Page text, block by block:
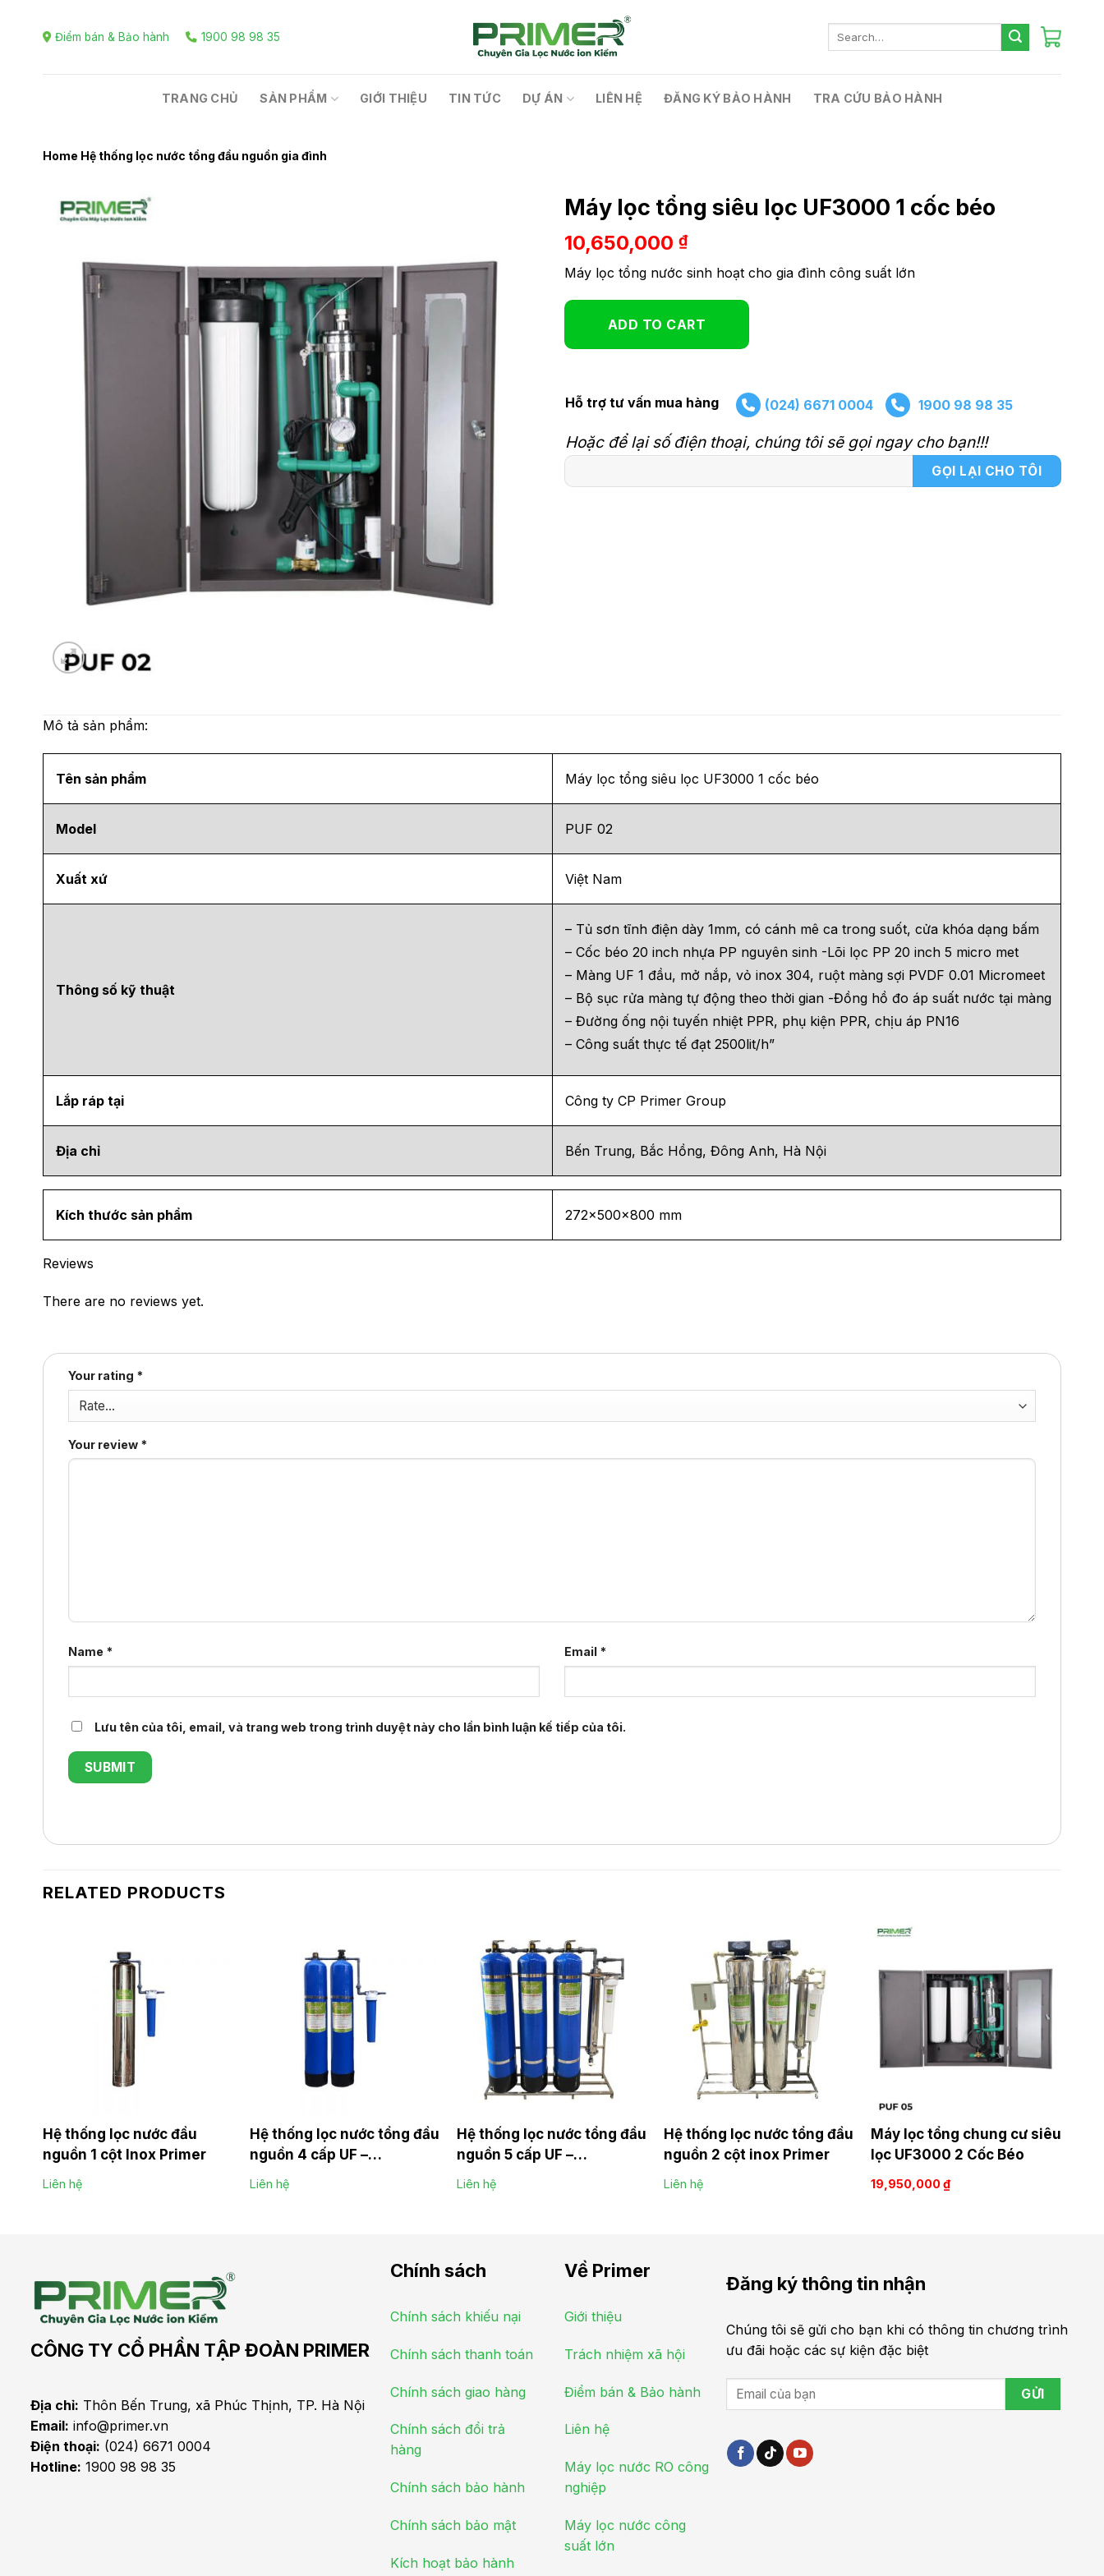
Điểm bán & Bảo hành 1900 98 98 35
TRANG CHỦ SẢN PHẨM GIỚI THIỆU TIN TỨC DỰ ÁN LIÊN HỆ ĐĂNG KÝ BẢO HÀNH TRA CỨU BẢO HÀNH
Home Hệ thống lọc nước tổng đầu nguồn gia đình
Máy lọc tổng siêu lọc UF3000 1 cốc béo
10,650,000 ₫
Máy lọc tổng nước sinh hoạt cho gia đình công suất lớn
ADD TO CART
Hỗ trợ tư vấn mua hàng (024) 6671 0004 1900 98 98 35
Hoặc để lại số điện thoại, chúng tôi sẽ gọi ngay cho bạn!!!
Mô tả sản phẩm:
Tên sản phẩm Máy lọc tổng siêu lọc UF3000 1 cốc béo
Model PUF 02
Xuất xứ Việt Nam
Thông số kỹ thuật
– Tủ sơn tĩnh điện dày 1mm, có cánh mê ca trong suốt, cửa khóa dạng bấm
– Cốc béo 20 inch nhựa PP nguyên sinh -Lõi lọc PP 20 inch 5 micro met
– Màng UF 1 đầu, mở nắp, vỏ inox 304, ruột màng sợi PVDF 0.01 Micromeet
– Bộ sục rửa màng tự động theo thời gian -Đồng hồ đo áp suất nước tại màng
– Đường ống nội tuyến nhiệt PPR, phụ kiện PPR, chịu áp PN16
– Công suất thực tế đạt 2500lit/h”
Lắp ráp tại Công ty CP Primer Group
Địa chỉ Bến Trung, Bắc Hồng, Đông Anh, Hà Nội
Kích thước sản phẩm 272x500x800 mm
Reviews
There are no reviews yet.
Your rating *
Your review *
Name * Email *
Lưu tên của tôi, email, và trang web trong trình duyệt này cho lần bình luận kế tiếp của tôi.
RELATED PRODUCTS
Hệ thống lọc nước đầu
nguồn 1 cột Inox Primer
Liên hệ
Hệ thống lọc nước tổng đầu
nguồn 4 cấp UF –
Liên hệ
Hệ thống lọc nước tổng đầu
nguồn 5 cấp UF –
Liên hệ
Hệ thống lọc nước tổng đầu
nguồn 2 cột inox Primer
Liên hệ
Máy lọc tổng chung cư siêu
lọc UF3000 2 Cốc Béo
19,950,000₫
CÔNG TY CỔ PHẦN TẬP ĐOÀN PRIMER
Địa chỉ: Thôn Bến Trung, xã Phúc Thịnh, TP. Hà Nội
Email: info@primer.vn
Điện thoại: (024) 6671 0004
Hotline: 1900 98 98 35
Chính sách
Chính sách khiếu nại
Chính sách thanh toán
Chính sách giao hàng
Chính sách đổi trả
hàng
Chính sách bảo hành
Chính sách bảo mật
Kích hoạt bảo hành
Về Primer
Giới thiệu
Trách nhiệm xã hội
Điểm bán & Bảo hành
Liên hệ
Máy lọc nước RO công
nghiệp
Máy lọc nước công
suất lớn
Đăng ký thông tin nhận
Chúng tôi sẽ gửi cho bạn khi có thông tin chương trình
ưu đãi hoặc các sự kiện đặc biệt